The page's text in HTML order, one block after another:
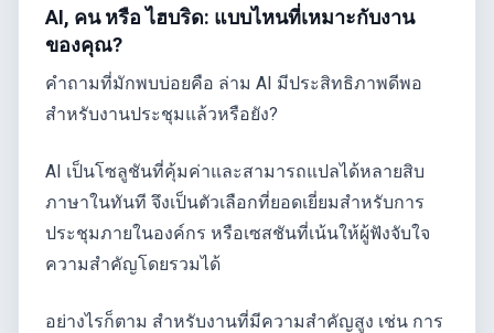
AI, คน หรือ ไฮบริด: แบบไหนที่เหมาะกับงาน
ของคุณ?
คำถามที่มักพบบ่อยคือ ล่าม AI มีประสิทธิภาพดีพอ
สำหรับงานประชุมแล้วหรือยัง?
AI เป็นโซลูชันที่คุ้มค่าและสามารถแปลได้หลายสิบ
ภาษาในทันที จึงเป็นตัวเลือกที่ยอดเยี่ยมสำหรับการ
ประชุมภายในองค์กร หรือเซสชันที่เน้นให้ผู้ฟังจับใจ
ความสำคัญโดยรวมได้
อย่างไรก็ตาม สำหรับงานที่มีความสำคัญสูง เช่น การ